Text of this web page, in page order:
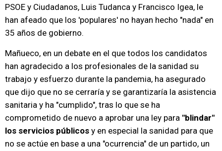
PSOE y Ciudadanos, Luis Tudanca y Francisco Igea, le
han afeado que los 'populares' no hayan hecho "nada" en
35 años de gobierno.
Mañueco, en un debate en el que todos los candidatos
han agradecido a los profesionales de la sanidad su
trabajo y esfuerzo durante la pandemia, ha asegurado
que dijo que no se cerraría y se garantizaría la asistencia
sanitaria y ha "cumplido", tras lo que se ha
comprometido de nuevo a aprobar una ley para "blindar"
los servicios públicos y en especial la sanidad para que
no se actúe en base a una "ocurrencia" de un partido, un